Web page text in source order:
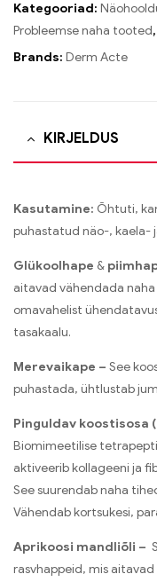
Kategooriad:
Probleemse naha tooted,
Brands: Derm Acte
KIRJELDUS
Kasutamine: Õhtuti,
puhastatud näo-, kaela-
Glükoolhape &
aitavad vähendada
omavahelist
tasakaalu.
Merevaikape – See
puhastada, ühtlustab
Pinguldav
Biomimeetilise
aktiveerib kollageeni ja
See suurendab naha
Vähendab kortsukesi,
Aprikoosi mandliõli –
rasvhappeid, mis